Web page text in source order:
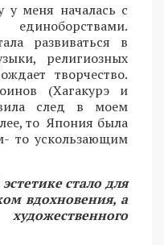
у меня началась с
развиваться в
религиозных
творчество.
(Хагакурэ и
след в моем
то Япония была
то ускользающим
стало для
вдохновения, а